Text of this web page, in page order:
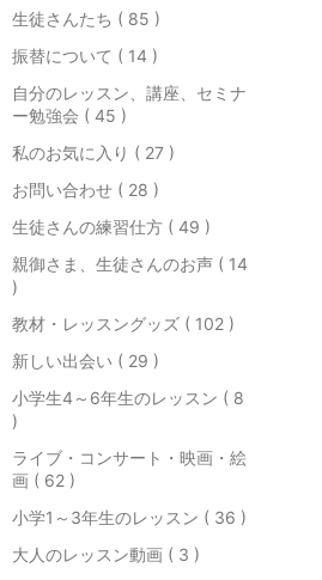
生徒さんたち ( 85 )
振替について ( 14 )
自分のレッスン、講座、セミナ
ー勉強会 ( 45 )
私のお気に入り ( 27 )
お問い合わせ ( 28 )
生徒さんの練習仕方 ( 49 )
親御さま、生徒さんのお声 ( 14
)
教材・レッスングッズ ( 102 )
新しい出会い ( 29 )
小学生4～6年生のレッスン ( 8
)
ライブ・コンサート・映画・絵
画 ( 62 )
小学1～3年生のレッスン ( 36 )
大人のレッスン動画 ( 3 )